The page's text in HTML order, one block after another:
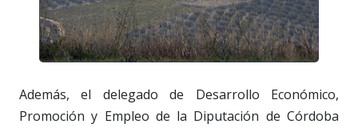
Además, el delegado de Desarrollo Económico,
Promoción y Empleo de la Diputación de Córdoba